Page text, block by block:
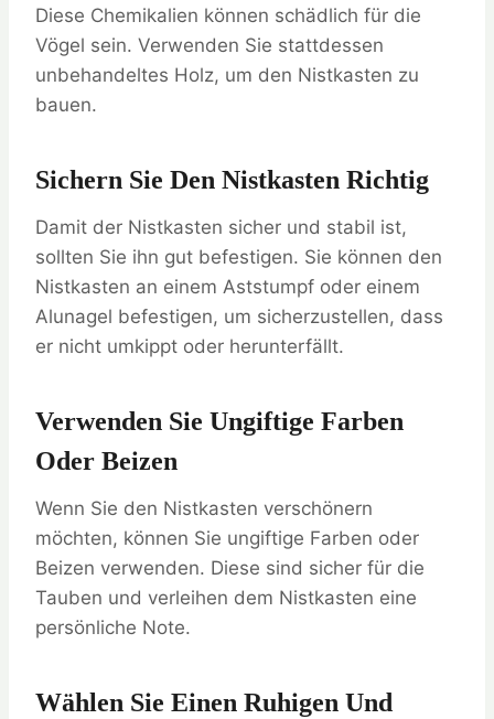
Diese Chemikalien können schädlich für die
Vögel sein. Verwenden Sie stattdessen
unbehandeltes Holz, um den Nistkasten zu
bauen.
Sichern Sie Den Nistkasten Richtig
Damit der Nistkasten sicher und stabil ist,
sollten Sie ihn gut befestigen. Sie können den
Nistkasten an einem Aststumpf oder einem
Alunagel befestigen, um sicherzustellen, dass
er nicht umkippt oder herunterfällt.
Verwenden Sie Ungiftige Farben
Oder Beizen
Wenn Sie den Nistkasten verschönern
möchten, können Sie ungiftige Farben oder
Beizen verwenden. Diese sind sicher für die
Tauben und verleihen dem Nistkasten eine
persönliche Note.
Wählen Sie Einen Ruhigen Und